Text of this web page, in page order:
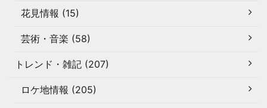
花見情報 (15)
芸術・音楽 (58)
トレンド・雑記 (207)
ロケ地情報 (205)